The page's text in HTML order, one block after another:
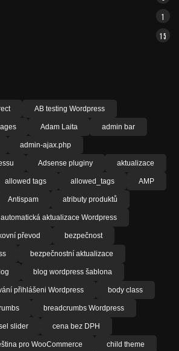
1
15
AB testing Wordpress
Adam Laita admin bar
admin-ajax.php
Adsense pluginy aktualizace
allowed tags allowed_tags AMP
Antispam atributy produktů
automatická aktualizace Wordpress
převod bezpečnost
bezpečnostní aktualizace
blog wordpress šablona
přihlášeni Wordpress body class
breadcrumbs Wordpress
slider cena bez DPH
pro WooCommerce child theme